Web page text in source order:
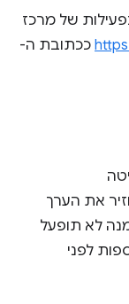
של מרכז
ככתובת ה-
את הערך
לא תופעל
לפני